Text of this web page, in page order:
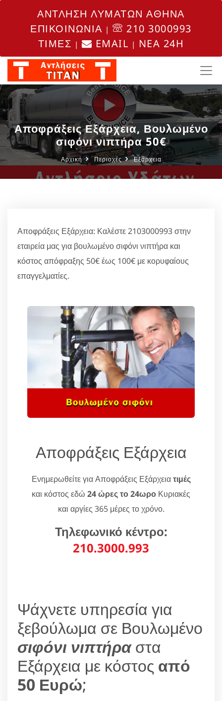
ΑΝΤΛΗΣΗ ΛΥΜΑΤΩΝ ΑΘΗΝΑ
ΕΠΙΚΟΙΝΩΝΙΑ |
210 3000993
ΤΙΜΕΣ | EMAIL | NEA 24H
Αποφράξεις Εξάρχεια, Βουλωμένο
σιφόνι νιπτήρα 50€
Αρχική Περιοχές Εξάρχεια
Αποφράξεις Εξάρχεια: Καλέστε 2103000993 στην
εταιρεία μας για βουλωμένο σιφόνι νιπτήρα και
κόστος απόφραξης 50€ έως 100€ με κορυφαίους
επαγγελματίες.
Αποφράξεις Εξάρχεια
Ενημερωθείτε για Αποφράξεις Εξάρχειατιμές
και κόστος εδώ 24 ώρες το 24ωρο Κυριακές
και αργίες 365 μέρες το χρόνο.
Τηλεφωνικό κέντρο:
210.3000.993
Ψάχνετε υπηρεσία για
ξεβούλωμα σε Βουλωμένο
σιφόνι νιπτήραστα
Εξάρχεια με κόστος από
50 Ευρώ;